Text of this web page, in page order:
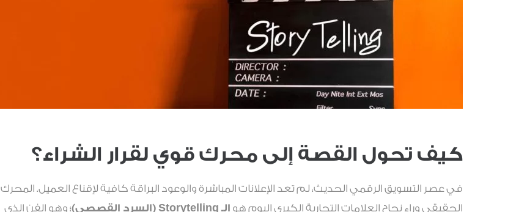
كيف تحول القصة إلى محرك قوي لقرار الشراء؟
في عصر التسويق الرقمي الحديث، لم تعد الإعلانات المباشرة والوعود البراقة كافية لإقناع العميل. المحرك
الحقيقي وراء نجاح العلامات التجارية الكبرى اليوم هو الـ Storytelling (السرد القصصي)
؛ وهو الفن الذي